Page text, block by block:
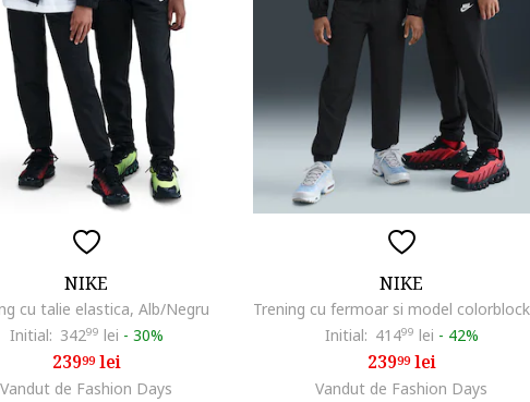
NIKE
cu talie elastica, Alb/Negru
Initial: 34299 lei - 30%
23999lei
Vandut de Fashion Days
NIKE
Initial: 41499 lei - 42%
23999lei
Vandut de Fashion Days